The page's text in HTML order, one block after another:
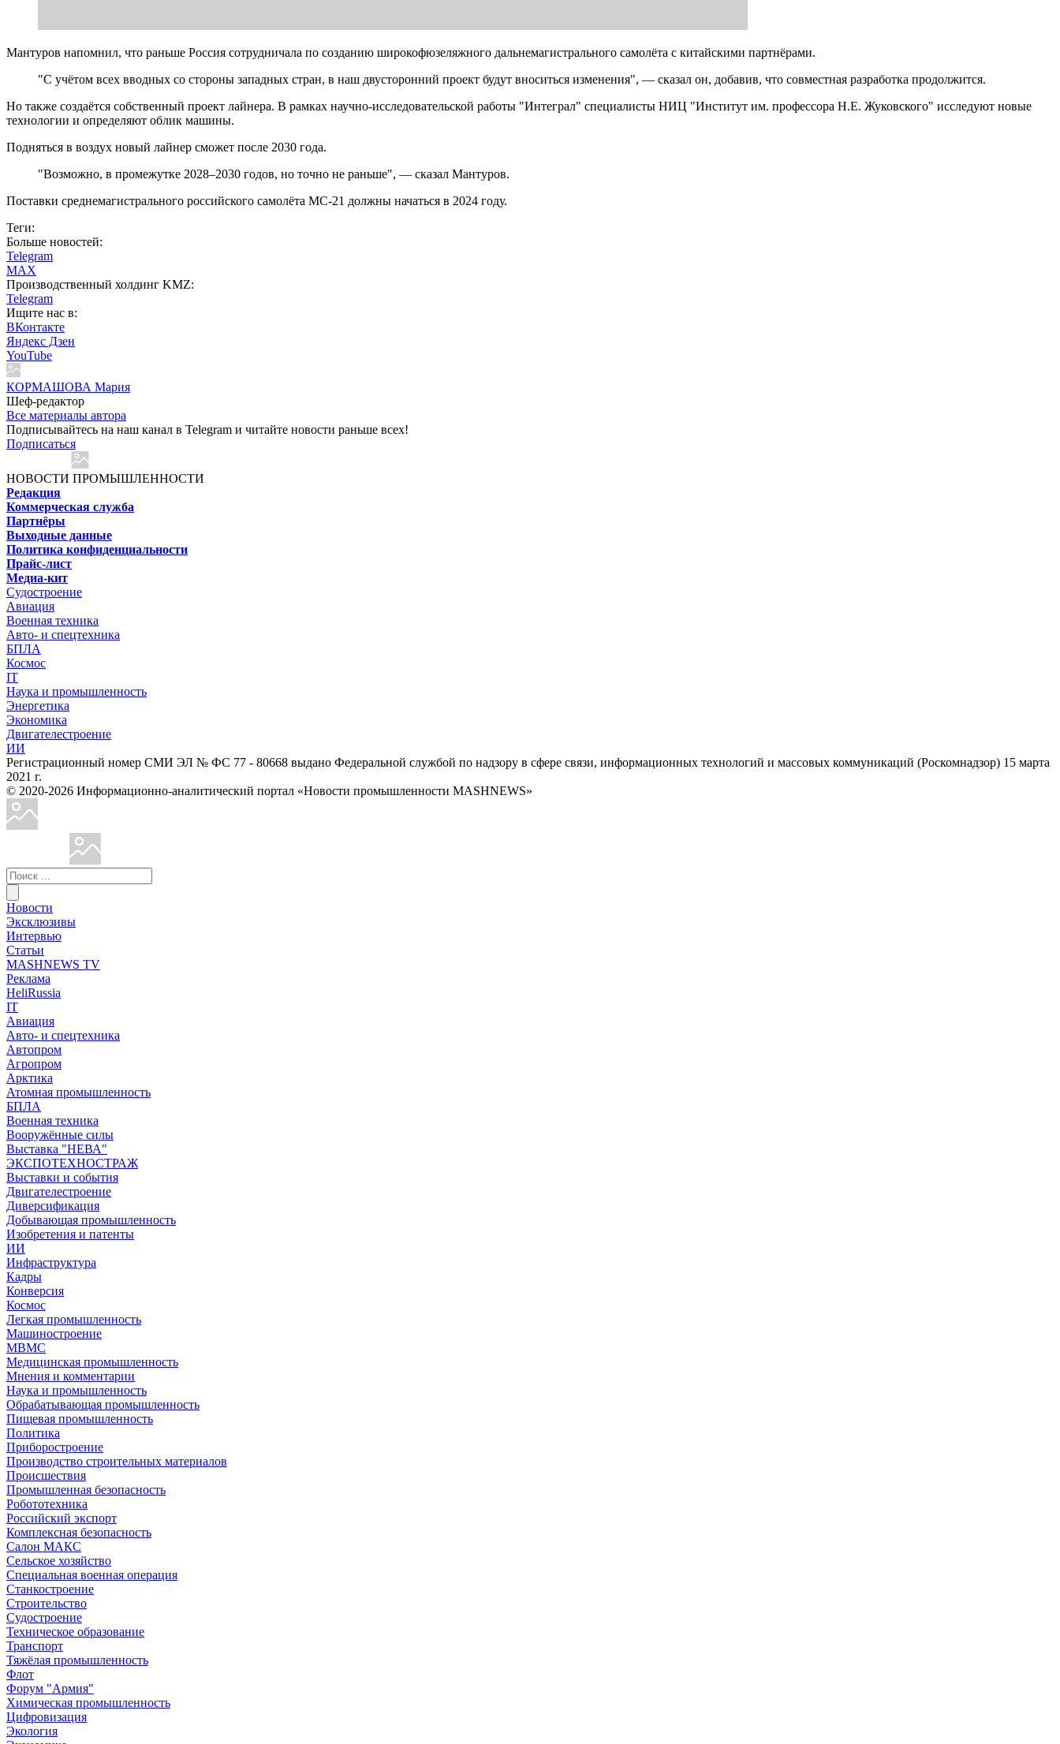
Мантуров напомнил, что раньше Россия сотрудничала по созданию широкофюзеляжного дальнемагистрального самолёта с китайскими партнёрами.
"С учётом всех вводных со стороны западных стран, в наш двусторонний проект будут вноситься изменения", — сказал он, добавив, что совместная разработка продолжится.
Но также создаётся собственный проект лайнера. В рамках научно-исследовательской работы "Интеграл" специалисты НИЦ "Институт им. профессора Н.Е. Жуковского" исследуют новые
технологии и определяют облик машины.
Подняться в воздух новый лайнер сможет после 2030 года.
"Возможно, в промежутке 2028–2030 годов, но точно не раньше", — сказал Мантуров.
Поставки среднемагистрального российского самолёта МС-21 должны начаться в 2024 году.
Теги:
Больше новостей:
Telegram
MAX
Производственный холдинг KMZ:
Telegram
Ищите нас в:
ВКонтакте
Яндекс Дзен
YouTube
КОРМАШОВА Мария
Шеф-редактор
Все материалы автора
Подписывайтесь на наш канал в Telegram и читайте новости раньше всех!
Подписаться
НОВОСТИ ПРОМЫШЛЕННОСТИ
Редакция
Коммерческая служба
Партнёры
Выходные данные
Политика конфиденциальности
Прайс-лист
Медиа-кит
Судостроение
Авиация
Военная техника
Авто- и спецтехника
БПЛА
Космос
IT
Наука и промышленность
Энергетика
Экономика
Двигателестроение
ИИ
Регистрационный номер СМИ ЭЛ № ФС 77 - 80668 выдано Федеральной службой по надзору в сфере связи, информационных технологий и массовых коммуникаций (Роскомнадзор) 15 марта
2021 г.
© 2020-2026 Информационно-аналитический портал «Новости промышленности MASHNEWS»
Новости
Эксклюзивы
Интервью
Статьи
MASHNEWS TV
Реклама
HeliRussia
IT
Авиация
Авто- и спецтехника
Автопром
Агропром
Арктика
Атомная промышленность
БПЛА
Военная техника
Вооружённые силы
Выставка "НЕВА"
ЭКСПОТЕХНОСТРАЖ
Выставки и события
Двигателестроение
Диверсификация
Добывающая промышленность
Изобретения и патенты
ИИ
Инфраструктура
Кадры
Конверсия
Космос
Легкая промышленность
Машиностроение
МВМС
Медицинская промышленность
Мнения и комментарии
Наука и промышленность
Обрабатывающая промышленность
Пищевая промышленность
Политика
Приборостроение
Производство строительных материалов
Происшествия
Промышленная безопасность
Робототехника
Российский экспорт
Комплексная безопасность
Салон МАКС
Сельское хозяйство
Специальная военная операция
Станкостроение
Строительство
Судостроение
Техническое образование
Транспорт
Тяжёлая промышленность
Флот
Форум "Армия"
Химическая промышленность
Цифровизация
Экология